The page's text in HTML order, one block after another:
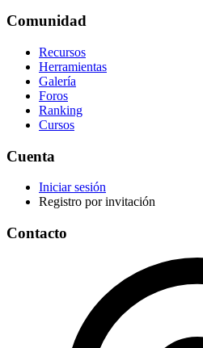
Comunidad
Recursos
Herramientas
Galería
Foros
Ranking
Cursos
Cuenta
Iniciar sesión
Registro por invitación
Contacto